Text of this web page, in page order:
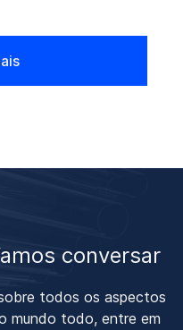
conversar
todos os aspectos
mundo todo, entre em